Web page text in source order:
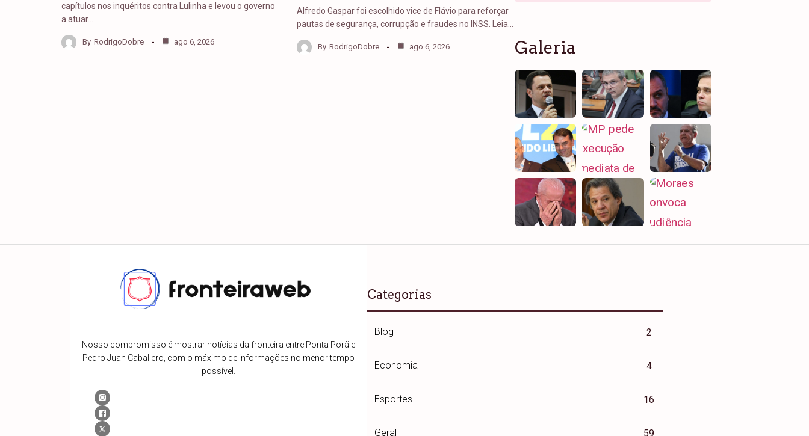
capítulos nos inquéritos contra Lulinha e levou o governo
a atuar…
By RodrigoDobre ago 6, 2026
Alfredo Gaspar foi escolhido vice de Flávio para reforçar
pautas de segurança, corrupção e fraudes no INSS. Leia…
By RodrigoDobre ago 6, 2026 Galeria
Nosso compromisso é mostrar notícias da fronteira entre Ponta Porã e
Pedro Juan Caballero, com o máximo de informações no menor tempo
possível.
Categorias
Blog 2
Economia 4
Esportes 16
Geral 59